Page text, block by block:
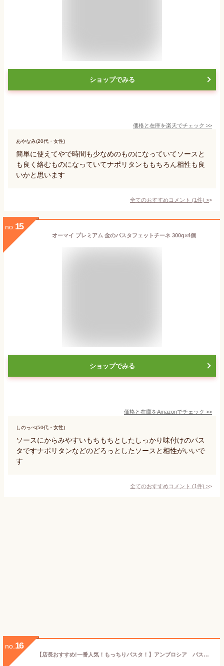
ショップでみる
価格と在庫を楽天でチェック >>
あやなみ(20代・女性)
簡単に使えてやで時間も少なめのものになっていてソースと
も良く絡むものになっていてナポリタンももちろん相性も良
いかと思います
全てのおすすめコメント (1件) >
no. 15
オーマイ プレミアム 金のパスタフェットチーネ 300g×4個
ショップでみる
価格と在庫をAmazonでチェック >>
しのっぺ(50代・女性)
ソースにからみやすいもちもちとしたしっかり味付けのパス
タですナポリタンなどのどろっとしたソースと相性がいいで
す
全てのおすすめコメント (1件) >
no. 16
【店長おすすめ!一番人気！もっちりパスタ！】アンブロシア パスタ スパゲティ(ブロンズタイプ)1.7mm 500g